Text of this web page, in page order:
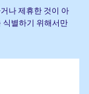
나 제휴한 것이 아
식별하기 위해서만